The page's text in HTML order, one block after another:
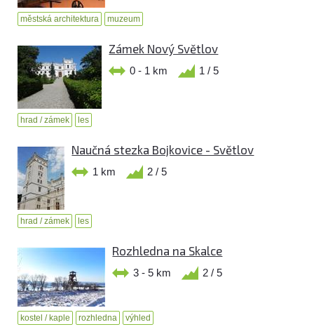
městská architektura muzeum
Zámek Nový Světlov
0 - 1 km 1 / 5
hrad / zámek les
Naučná stezka Bojkovice - Světlov
1 km 2 / 5
hrad / zámek les
Rozhledna na Skalce
3 - 5 km 2 / 5
kostel / kaple rozhledna výhled